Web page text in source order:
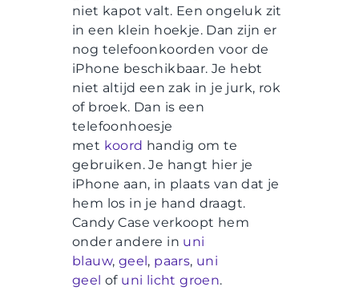
niet kapot valt. Een ongeluk zit
in een klein hoekje. Dan zijn er
nog telefoonkoorden voor de
iPhone beschikbaar. Je hebt
niet altijd een zak in je jurk, rok
of broek. Dan is een
telefoonhoesje
met koord handig om te
gebruiken. Je hangt hier je
iPhone aan, in plaats van dat je
hem los in je hand draagt.
Candy Case verkoopt hem
onder andere in uni
blauw, geel, paars, uni
geel of uni licht groen.